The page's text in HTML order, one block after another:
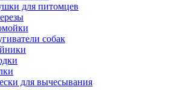
для питомцев
собак
для вычесывания